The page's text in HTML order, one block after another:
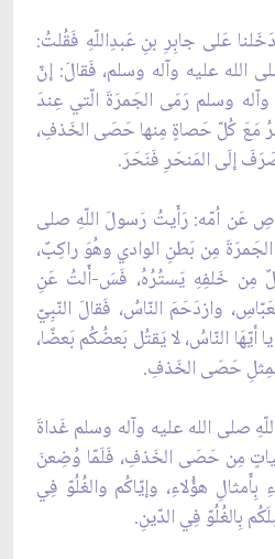
دَخَلنا عَلى جابِرِ بنِ عَبدِاللّهِ فَقُلتُ:
عليه وآله وسلم، فَقالَ: إنّ
وسلم رَمَى الجَمرَةَ الّتي عِندَ
مَعَ كُلّ حَصاةٍ مِنها حَصَى الخَذفِ،
إلَى المَنحَرِ فَنَحَرَ.
عَن اُمّه: رَأَيتُ رَسولَ اللّهِ صلى
مِن بَطنِ الوادي وهُوَ راكِبٌ،
مِن خَلفِهِ يَستُرُهُ، فَسَ-أَلتُ عَنِ
وازدَحَمَ النّاسُ، فَقالَ النّبِيّ
أيّهَا النّاسُ، لا يَقتُل بَعضُكُم بَعضًا،
بِمِثلِ حَصَى الخَذفِ.
صلى الله عليه وآله وسلم غَداةَ
مِن حَصَى الخَذفِ، فَلَمّا وُضِعنَ
هؤُلاءِ، وإيّاكُم والغُلُوّ فِي
بِالغُلُوّ فِي الدّينِ.